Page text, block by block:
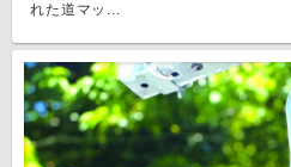
れた道マッ...